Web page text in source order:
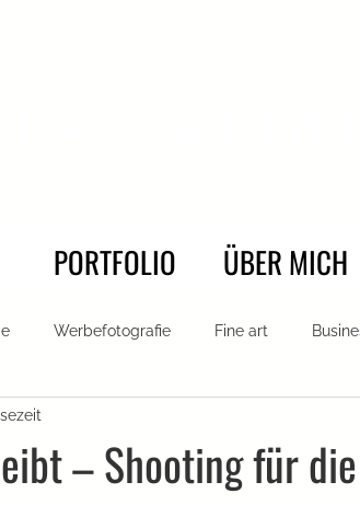
PORTFOLIO ÜBER MICH
Werbefotografie Fine art
– Shooting für